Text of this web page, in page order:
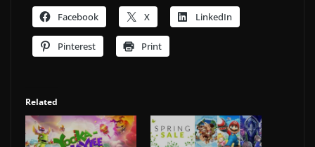
Facebook X LinkedIn
Pinterest Print
Related